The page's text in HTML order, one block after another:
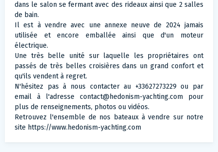
dans le salon se fermant avec des rideaux ainsi que 2 salles
de bain.
Il est à vendre avec une annexe neuve de 2024 jamais
utilisée et encore emballée ainsi que d'un moteur
électrique.
Une très belle unité sur laquelle les propriétaires ont
passés de très belles croisières dans un grand confort et
qu'ils vendent à regret.
N'hésitez pas à nous contacter au +33627273229 ou par
email à l'adresse contact@hedonism-yachting.com pour
plus de renseignements, photos ou vidéos.
Retrouvez l'ensemble de nos bateaux à vendre sur notre
site https://www.hedonism-yachting.com